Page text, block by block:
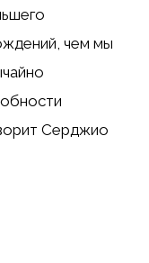
чем мы
Серджио